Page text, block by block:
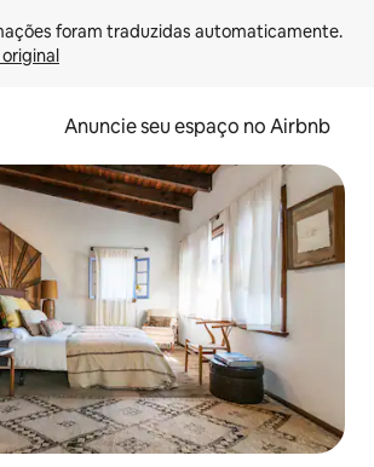
Anuncie seu espaço no Airbnb